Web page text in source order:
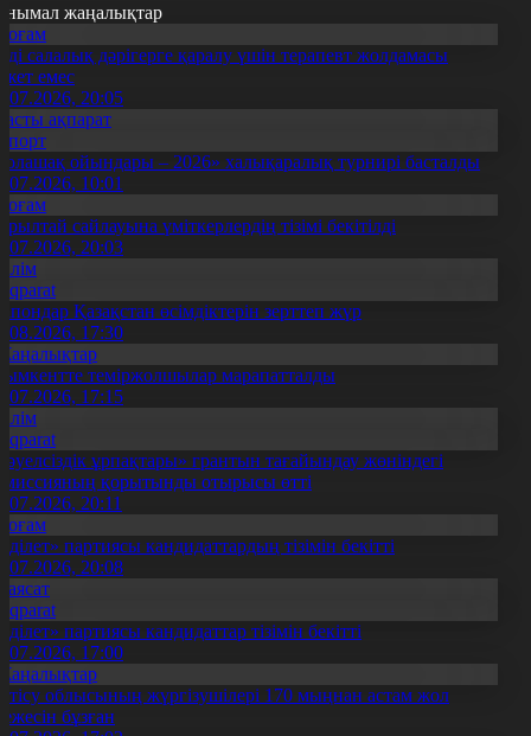
жаңалықтар
салалық дәрігерге қаралу үшін терапевт жолдамасы
емес
20:05
ақпарат
ойындары – 2026» халықаралық турнирі басталды
10:01
сайлауына үміткерлердің тізімі бекітілді
20:03
Қазақстан өсімдіктерін зерттеп жүр
17:30
теміржолшылар марапатталды
17:15
ұрпақтары» грантын тағайындау жөніндегі
қорытынды отырысы өтті
20:11
партиясы кандидаттардың тізімін бекітті
20:08
партиясы кандидаттар тізімін бекітті
17:00
облысының жүргізушілері 170 мыңнан астам жол
бұзған